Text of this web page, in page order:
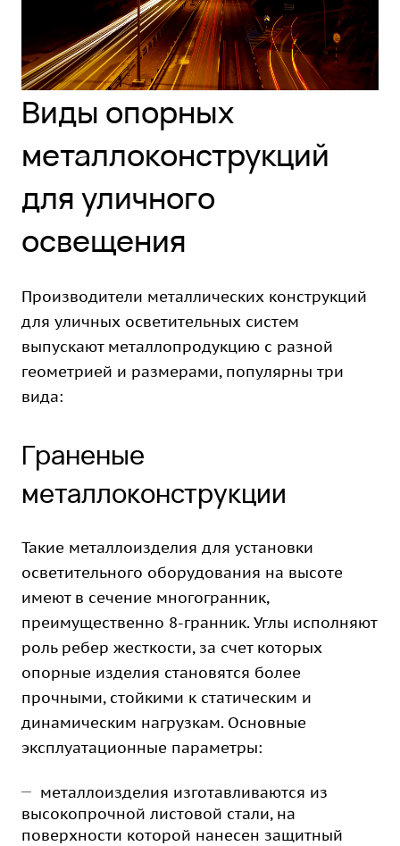
Виды опорных
металлоконструкций
для уличного
освещения
Производители металлических конструкций
для уличных осветительных систем
выпускают металлопродукцию с разной
геометрией и размерами, популярны три
вида:
Граненые
металлоконструкции
Такие металлоизделия для установки
осветительного оборудования на высоте
имеют в сечение многогранник,
преимущественно 8-гранник. Углы исполняют
роль ребер жесткости, за счет которых
опорные изделия становятся более
прочными, стойкими к статическим и
динамическим нагрузкам. Основные
эксплуатационные параметры:
металлоизделия изготавливаются из
высокопрочной листовой стали, на
поверхности которой нанесен защитный